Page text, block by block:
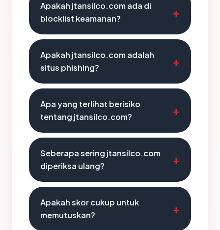
Apakah jtansilco.com ada di
blocklist keamanan?
Apakah jtansilco.com adalah
situs phishing?
Apa yang terlihat berisiko
tentang jtansilco.com?
Seberapa sering jtansilco.com
diperiksa ulang?
Apakah skor cukup untuk
memutuskan?